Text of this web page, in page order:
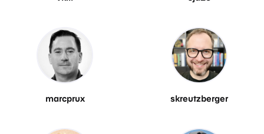
marcprux skreutzberger